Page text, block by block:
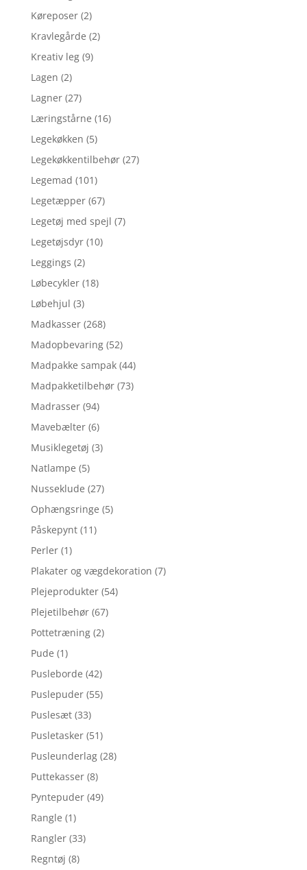
Køreposer (2)
Kravlegårde (2)
Kreativ leg (9)
Lagen (2)
Lagner (27)
Læringstårne (16)
Legekøkken (5)
Legekøkkentilbehør (27)
Legemad (101)
Legetæpper (67)
Legetøj med spejl (7)
Legetøjsdyr (10)
Leggings (2)
Løbecykler (18)
Løbehjul (3)
Madkasser (268)
Madopbevaring (52)
Madpakke sampak (44)
Madpakketilbehør (73)
Madrasser (94)
Mavebælter (6)
Musiklegetøj (3)
Natlampe (5)
Nusseklude (27)
Ophængsringe (5)
Påskepynt (11)
Perler (1)
Plakater og vægdekoration (7)
Plejeprodukter (54)
Plejetilbehør (67)
Pottetræning (2)
Pude (1)
Pusleborde (42)
Puslepuder (55)
Puslesæt (33)
Pusletasker (51)
Pusleunderlag (28)
Puttekasser (8)
Pyntepuder (49)
Rangle (1)
Rangler (33)
Regntøj (8)